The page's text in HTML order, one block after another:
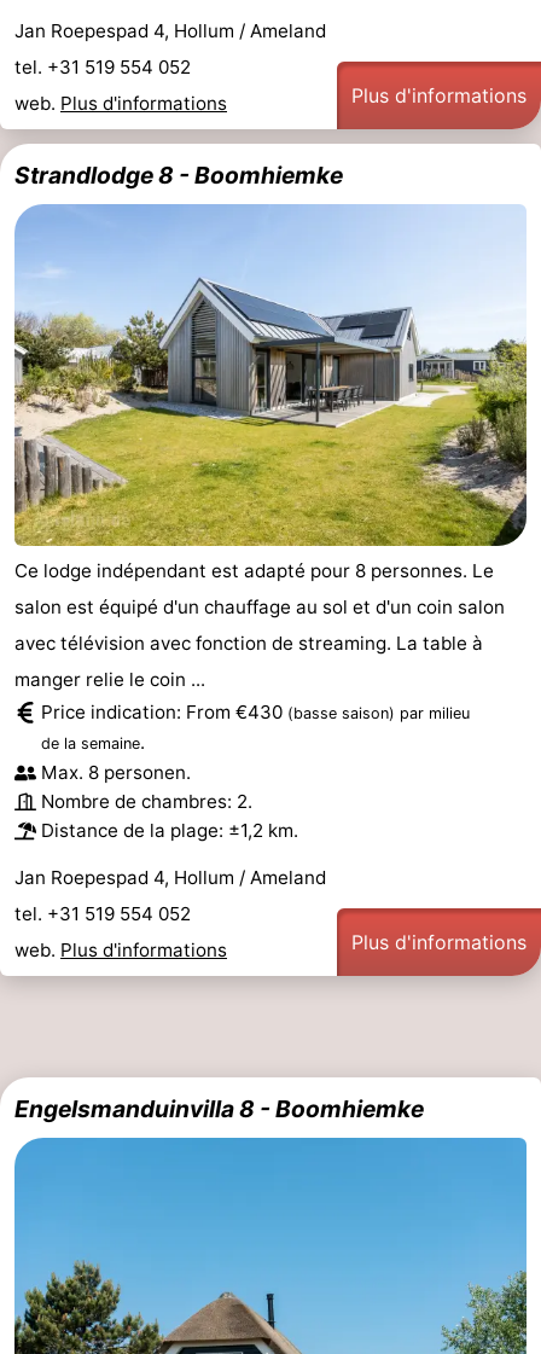
Frise
Terschelling
-
Vlieland
-
Texel
Météo
Contact
Jan Roepespad 4, Hollum / Ameland
tel. +31 519 554 052
web. Plus d'informations Plus d'informations
Strandlodge 8 - Boomhiemke
Ce lodge indépendant est adapté pour 8 personnes. Le
salon est équipé d'un chauffage au sol et d'un coin salon
avec télévision avec fonction de streaming. La table à
manger relie le coin ...
Price indication: From €430 (basse saison) par milieu
de la semaine.
Max. 8 personen.
Nombre de chambres: 2.
Distance de la plage: ±1,2 km.
Jan Roepespad 4, Hollum / Ameland
tel. +31 519 554 052
web. Plus d'informations Plus d'informations
Engelsmanduinvilla 8 - Boomhiemke